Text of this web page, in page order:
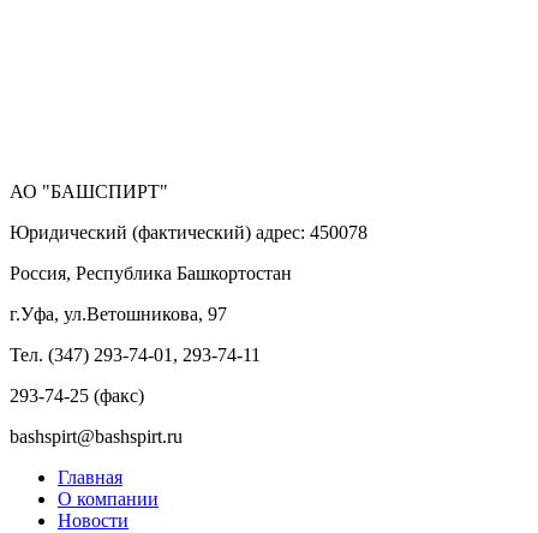
АО "БАШСПИРТ"
Юридический (фактический) адрес: 450078
Россия, Республика Башкортостан
г.Уфа, ул.Ветошникова, 97
Тел. (347) 293-74-01, 293-74-11
293-74-25 (факс)
bashspirt@bashspirt.ru
Главная
О компании
Новости